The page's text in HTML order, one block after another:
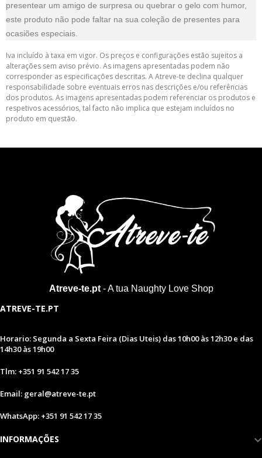
presentear um amigo de surpresa ou quebrar o gelo com humor,
este produto não pode faltar na sua coleção de presentes para
ocasiões especiais.
Iva incluído à taxa em vigor. Os preços e configurações estão sujeitos a
alterações sem aviso prévio. As imagens apresentadas podem não
corresponder as especificações descritas. A Atreve-te declina qualquer
responsabilidade sobre eventuais erros nas descrições e/ou referências
dos produtos. As imagens apresentadas podem referenciar os produtos e
respetivos acessórios, tal facto não implica que estejam incluídos no
produto em questão.
Atreve-te.pt- A tua Naughty Love Shop
ATREVE-TE.PT
Horario: Segunda a Sexta Feira (Dias Uteis) das 10h00 às 12h30 e das
14h30 às 19h00
Tlm: +351 91 542 17 35
Email: geral@atreve-te.pt
WhatsApp: +351 91 542 17 35
INFORMAÇÕES